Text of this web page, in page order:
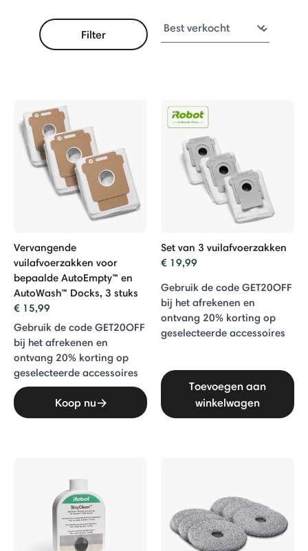
Robot + AutoEmpty™ Dock
Serie
i
Filter
Vervangende
vuilafvoerzakken voor
bepaalde AutoEmpty™ en
AutoWash™ Docks, 3 stuks
€ 15,99
Gebruik de code GET20OFF
bij het afrekenen en
ontvang 20% ​​korting op
geselecteerde accessoires
Koop nu
Set van 3 vuilafvoerzakken
€ 19,99
Gebruik de code GET20OFF
bij het afrekenen en
ontvang 20% ​​korting op
geselecteerde accessoires
Toevoegen aan
winkelwagen